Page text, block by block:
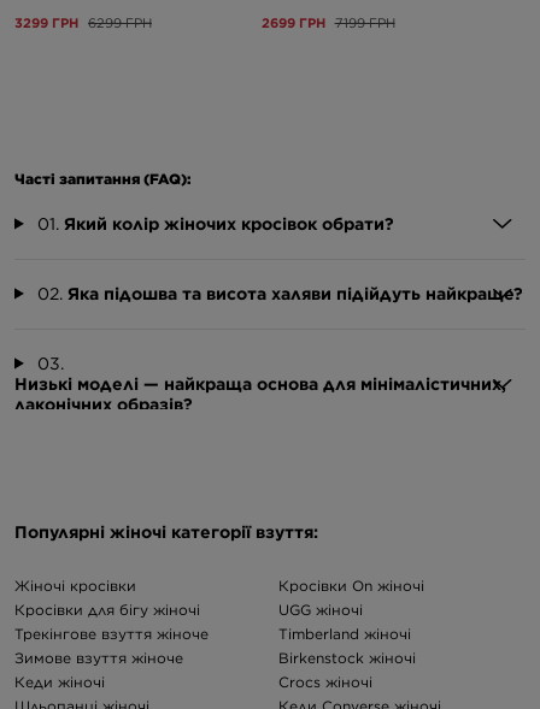
3299 ГРН 6299 ГРН 2699 ГРН 7199 ГРН
Часті запитання (FAQ):
01. Який колір жіночих кросівок обрати?
02. Яка підошва та висота халяви підійдуть найкраще?
03.
Низькі моделі — найкраща основа для мінімалістичних,
лаконічних образів?
Популярні жіночі категорії взуття:
Жіночі кросівки
Кросівки для бігу жіночі
Трекінгове взуття жіноче
Зимове взуття жіноче
Кеди жіночі
Шльопанці жіночі
Кросівки On жіночі
UGG жіночі
Timberland жіночі
Birkenstock жіночі
Crocs жіночі
Кеди Converse жіночі